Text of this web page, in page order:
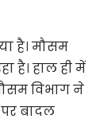
है। मौसम
है। हाल ही में
विभाग ने
बादल